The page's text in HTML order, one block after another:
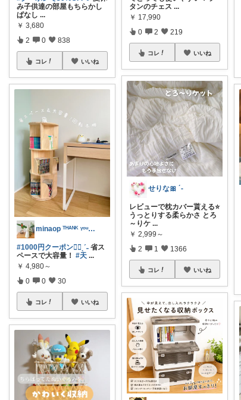
み子供達の部屋もちらかし
ぱなし ...
￥ 3,680
2 0 838
コレ いいね
minaop ᵀᴴᴬᴺᴷ ᵞᵒᵘ 𓇥
#1000円クーポン❤️‍🔥ˎˊ˗ 省ス
ペースで大容量！ #天 ...
￥ 4,980～
0 0 30
コレ いいね
タンのチェス ...
￥ 17,990
0 2 219
コレ いいね
せりな🎀 ´-
レビューで枕カバー貰える⭐️
うっとりする柔らかさ とろ
～りケ ...
￥ 2,999～
2 1 1366
コレ いいね